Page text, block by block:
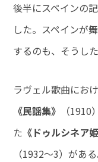
後半にスペインの
した。スペインが
するのも、そうし
ラヴェル歌曲にお
《民謡集》
（
た 《ドゥルシネア
（1932～3）があ